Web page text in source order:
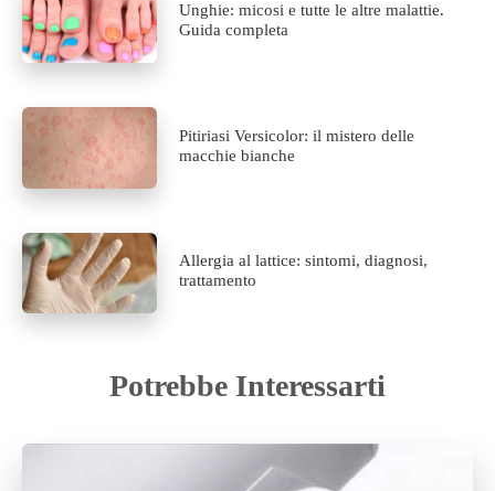
Unghie: micosi e tutte le altre malattie.
Guida completa
Pitiriasi Versicolor: il mistero delle
macchie bianche
Allergia al lattice: sintomi, diagnosi,
trattamento
Potrebbe Interessarti